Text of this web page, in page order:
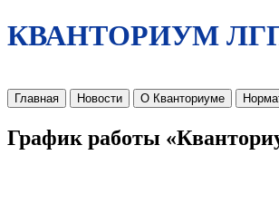
КВАНТОРИУМ
Главная Новости О Кванториуме
График работы